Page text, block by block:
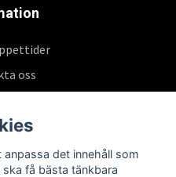
oss
nyhetsbrev
det innehåll som
få bästa tänkbara